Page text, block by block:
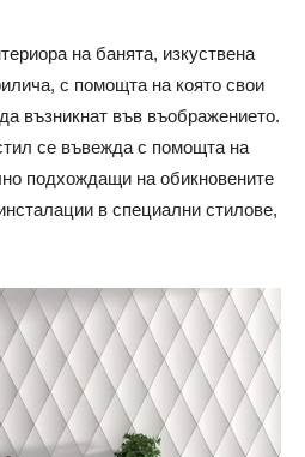
на банята, изкуствена
с помощта на която свои
възникнат във въображението.
се въвежда с помощта на
подхождащи на обикновените
в специални стилове,